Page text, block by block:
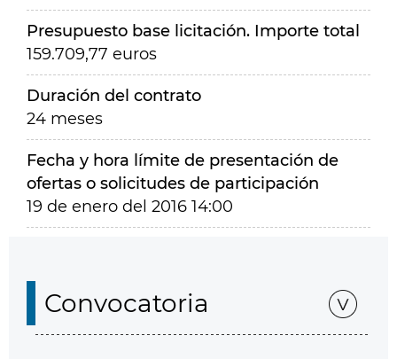
Presupuesto base licitación. Importe total
159.709,77 euros
Duración del contrato
24 meses
Fecha y hora límite de presentación de
ofertas o solicitudes de participación
19 de enero del 2016 14:00
Convocatoria